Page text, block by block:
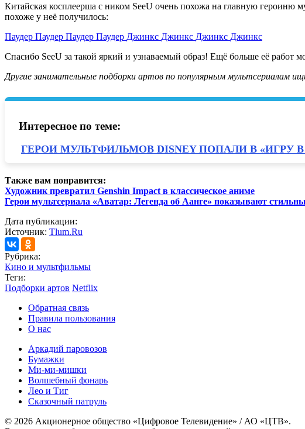
Китайская косплеерша с ником SeeU очень похожа на главную героиню
похоже у неё получилось:
Паудер Паудер Паудер Паудер Джинкс Джинкс Джинкс Джинкс
Спасибо SeeU за такой яркий и узнаваемый образ! Ещё больше её работ
Другие занимательные подборки артов по популярным мультсериалам
Интересное по теме:
ГЕРОИ МУЛЬТФИЛЬМОВ DISNEY ПОПАЛИ В «ИГРУ
Также вам понравится:
Художник превратил Genshin Impact в классическое аниме
Герои мультсериала «Аватар: Легенда об Аанге» показывают
Дата публикации:
Источник: Tlum.Ru
Рубрика:
Кино и мультфильмы
Теги:
Подборки артов Netflix
Обратная связь
Правила пользования
О нас
Аркадий паровозов
Бумажки
Ми-ми-мишки
Волшебный фонарь
Лео и Тиг
Сказочный патруль
© 2026 Акционерное общество «Цифровое Телевидение» / АО «ЦТВ».